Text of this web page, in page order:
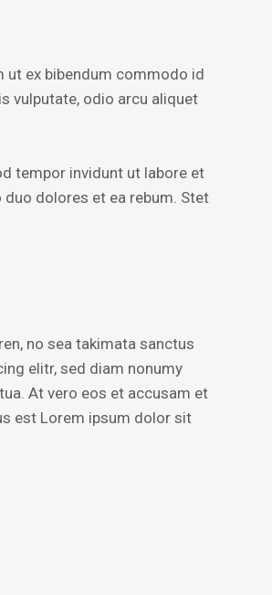
ut ex bibendum commodo id
vulputate, odio arcu aliquet
tempor invidunt ut labore et
dolores et ea rebum. Stet
no sea takimata sanctus
elitr, sed diam nonumy
At vero eos et accusam et
est Lorem ipsum dolor sit